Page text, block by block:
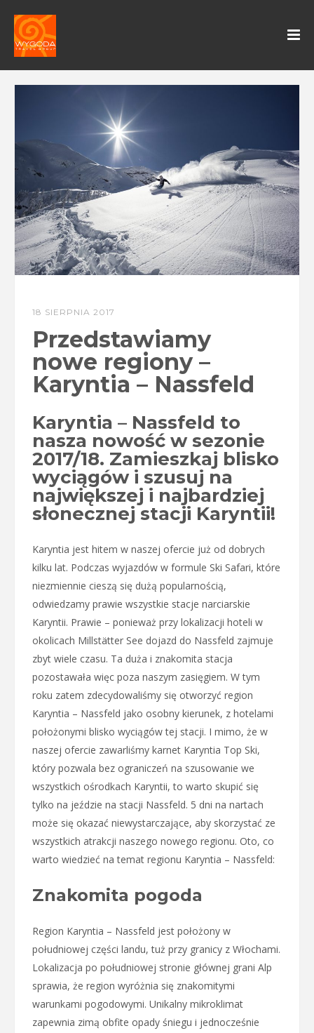
18 SIERPNIA 2017
Przedstawiamy
nowe regiony –
Karyntia – Nassfeld
Karyntia – Nassfeld to
nasza nowość w sezonie
2017/18. Zamieszkaj blisko
wyciągów i szusuj na
największej i najbardziej
słonecznej stacji Karyntii!
Karyntia jest hitem w naszej ofercie już od dobrych
kilku lat. Podczas wyjazdów w formule Ski Safari, które
niezmiennie cieszą się dużą popularnością,
odwiedzamy prawie wszystkie stacje narciarskie
Karyntii. Prawie – ponieważ przy lokalizacji hoteli w
okolicach Millstätter See dojazd do Nassfeld zajmuje
zbyt wiele czasu. Ta duża i znakomita stacja
pozostawała więc poza naszym zasięgiem. W tym
roku zatem zdecydowaliśmy się otworzyć region
Karyntia – Nassfeld jako osobny kierunek, z hotelami
położonymi blisko wyciągów tej stacji. I mimo, że w
naszej ofercie zawarliśmy karnet Karyntia Top Ski,
który pozwala bez ograniczeń na szusowanie we
wszystkich ośrodkach Karyntii, to warto skupić się
tylko na jeździe na stacji Nassfeld. 5 dni na nartach
może się okazać niewystarczające, aby skorzystać ze
wszystkich atrakcji naszego nowego regionu. Oto, co
warto wiedzieć na temat regionu Karyntia – Nassfeld:
Znakomita pogoda
Region Karyntia – Nassfeld jest położony w
południowej części landu, tuż przy granicy z Włochami.
Lokalizacja po południowej stronie głównej grani Alp
sprawia, że region wyróżnia się znakomitymi
warunkami pogodowymi. Unikalny mikroklimat
zapewnia zimą obfite opady śniegu i jednocześnie